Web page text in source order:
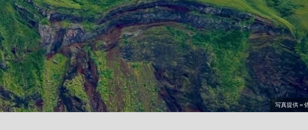
「最悪の空気のまま解散」WBC日本代表“敗戦”の真実 選手が明かす...
観る将棋、読む将棋
毅 #城彰二 #内田有紀
#松田聖子